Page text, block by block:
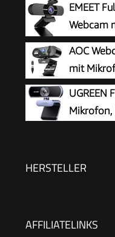
EMEET
Webcam
Lichtkorrektur,
OS X, YouTube,
AOC
mit
UGREEN
Mikrofon,
HERSTELLER
AFFILIATELINKS